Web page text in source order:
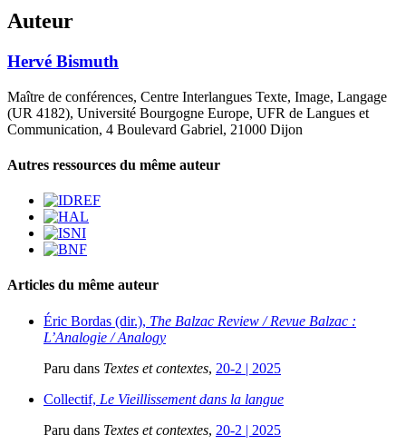
Auteur
Hervé Bismuth
Maître de conférences, Centre Interlangues Texte, Image, Langage
(UR 4182), Université Bourgogne Europe, UFR de Langues et
Communication, 4 Boulevard Gabriel, 21000 Dijon
Autres ressources du même auteur
Articles du même auteur
Éric Bordas (dir.), The Balzac Review / Revue Balzac :
L’Analogie / Analogy
Paru dans Textes et contextes, 20-2 | 2025
Collectif, Le Vieillissement dans la langue
Paru dans Textes et contextes, 20-2 | 2025